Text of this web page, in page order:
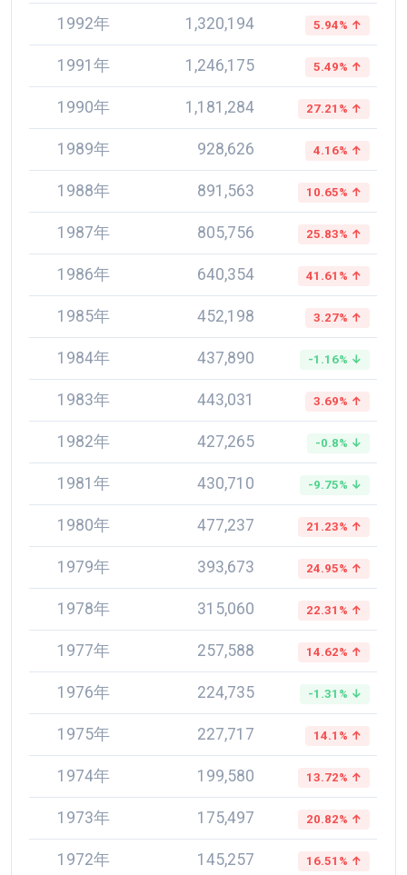
1992年 1,320,194 5.94% ↑
1991年 1,246,175 5.49% ↑
1990年 1,181,284 27.21% ↑
1989年 928,626 4.16% ↑
1988年 891,563 10.65% ↑
1987年 805,756 25.83% ↑
1986年 640,354 41.61% ↑
1985年 452,198 3.27% ↑
1984年 437,890 -1.16% ↓
1983年 443,031 3.69% ↑
1982年 427,265 -0.8% ↓
1981年 430,710 -9.75% ↓
1980年 477,237 21.23% ↑
1979年 393,673 24.95% ↑
1978年 315,060 22.31% ↑
1977年 257,588 14.62% ↑
1976年 224,735 -1.31% ↓
1975年 227,717 14.1% ↑
1974年 199,580 13.72% ↑
1973年 175,497 20.82% ↑
1972年 145,257 16.51% ↑